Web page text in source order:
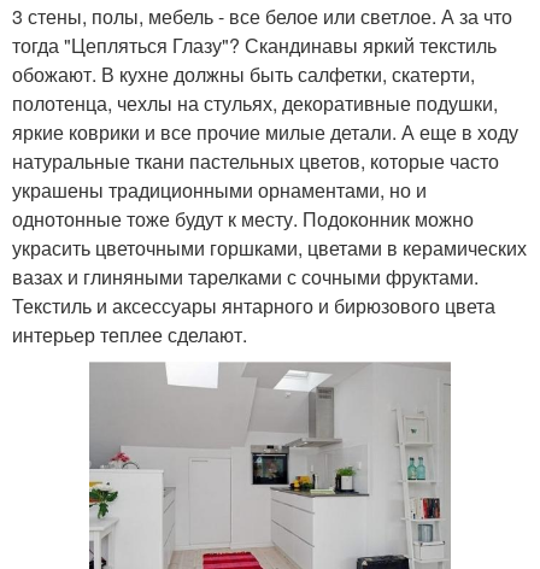
3 стены, полы, мебель - все белое или светлое. А за что
тогда "Цепляться Глазу"? Скандинавы яркий текстиль
обожают. В кухне должны быть салфетки, скатерти,
полотенца, чехлы на стульях, декоративные подушки,
яркие коврики и все прочие милые детали. А еще в ходу
натуральные ткани пастельных цветов, которые часто
украшены традиционными орнаментами, но и
однотонные тоже будут к месту. Подоконник можно
украсить цветочными горшками, цветами в керамических
вазах и глиняными тарелками с сочными фруктами.
Текстиль и аксессуары янтарного и бирюзового цвета
интерьер теплее сделают.